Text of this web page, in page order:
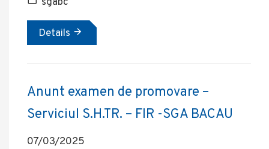
Details
Anunt examen de promovare –
Serviciul S.H.TR. – FIR -SGA BACAU
07/03/2025